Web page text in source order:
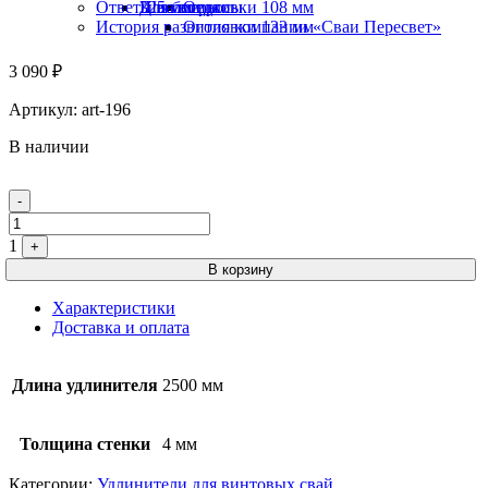
325 ммОголовки 108 мм
Оголовки 133 мм
Швеллеры
Для беседки
Ответы на вопросы
История развития компании «Сваи Пересвет»
3 090 ₽
Артикул: art-196
В наличии
Quantity
-
1
+
В корзину
Характеристики
Доставка и оплата
Длина удлинителя 2500 мм
Толщина стенки 4 мм
Категории: Удлинители для винтовых свай